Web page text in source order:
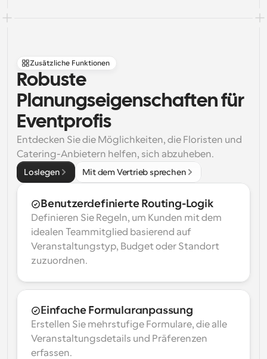
Zusätzliche Funktionen
Robuste
Planungseigenschaften für
Eventprofis
Entdecken Sie die Möglichkeiten, die Floristen und
Catering-Anbietern helfen, sich abzuheben.
Loslegen Mit dem Vertrieb sprechen
Benutzerdefinierte Routing-Logik
Definieren Sie Regeln, um Kunden mit dem
idealen Teammitglied basierend auf
Veranstaltungstyp, Budget oder Standort
zuzuordnen.
Einfache Formularanpassung
Erstellen Sie mehrstufige Formulare, die alle
Veranstaltungsdetails und Präferenzen
erfassen.